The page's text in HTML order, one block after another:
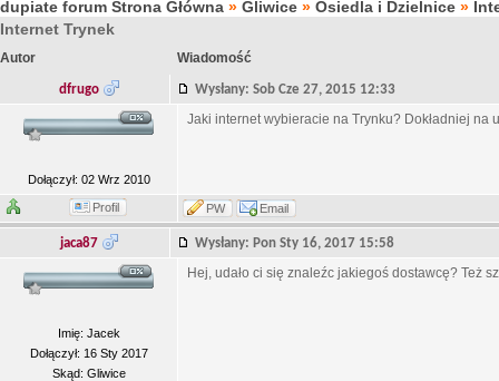
dupiate forum Strona Główna » Gliwice » Osiedla i Dzielnice »
Internet Trynek
Autor Wiadomość
dfrugo Wysłany: Sob Cze 27, 2015 12:33
Dołączył: 02 Wrz 2010
Jaki internet wybieracie na Trynku? Dokładniej na
Profil PW Email
jaca87 Wysłany: Pon Sty 16, 2017 15:58
Imię: Jacek
Dołączył: 16 Sty 2017
Skąd: Gliwice
Hej, udało ci się znaleźc jakiegoś dostawcę? Też